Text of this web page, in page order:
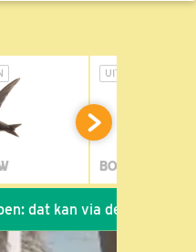
UITGEVLOGEN
BOSUIL
kan via de link!